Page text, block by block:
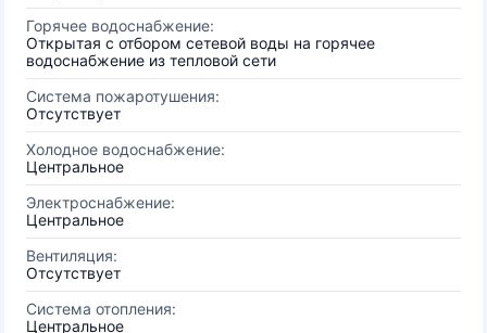
Горячее водоснабжение:
Открытая с отбором сетевой воды на горячее
водоснабжение из тепловой сети
Система пожаротушения:
Отсутствует
Холодное водоснабжение:
Центральное
Электроснабжение:
Центральное
Вентиляция:
Отсутствует
Система отопления:
Центральное